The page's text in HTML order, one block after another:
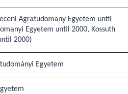
Agratudomany Egyetem until
Egyetem until 2000, Kossuth
2000)
Egyetem